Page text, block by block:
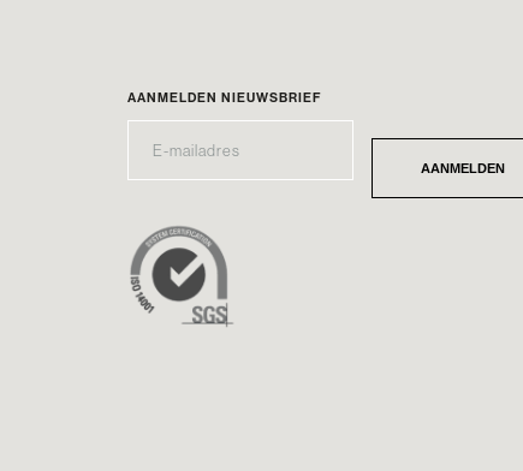
AANMELDEN NIEUWSBRIEF
* AANMELDEN